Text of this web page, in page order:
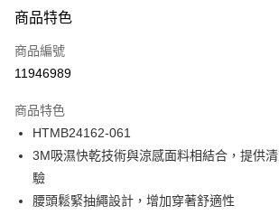
信用卡一次付款
LINE Pay
街口支付
悠遊付
Google Pay
商品特色
商品編號
11946989
商品特色
HTMB24162-061
3M吸濕快乾技術與涼感面料相結合，提供
驗
腰頭鬆緊抽繩設計，增加穿著舒適性